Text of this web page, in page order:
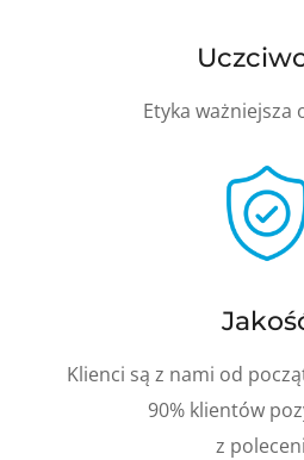
Etyka ważniejsza
Klienci są z nami od
90% klientów
z